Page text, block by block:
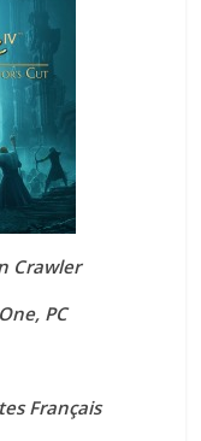
Crawler
PC
Français